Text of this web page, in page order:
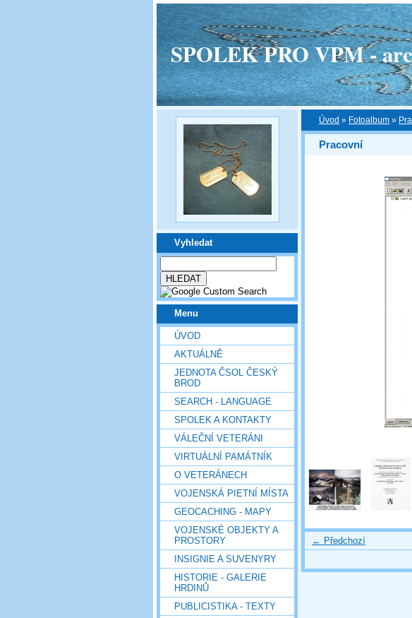
SPOLEK PRO VPM -
Vyhledat
Menu
ÚVOD
AKTUÁLNĚ
JEDNOTA ČSOL ČESKÝ
BROD
SEARCH - LANGUAGE
SPOLEK A KONTAKTY
VÁLEČNÍ VETERÁNI
VIRTUÁLNÍ PAMÁTNÍK
O VETERÁNECH
VOJENSKÁ PIETNÍ MÍSTA
GEOCACHING - MAPY
VOJENSKÉ OBJEKTY A
PROSTORY
INSIGNIE A SUVENYRY
HISTORIE - GALERIE
HRDINŮ
PUBLICISTIKA - TEXTY
Úvod » Fotoalbum »
Pracovní
← Předchozí